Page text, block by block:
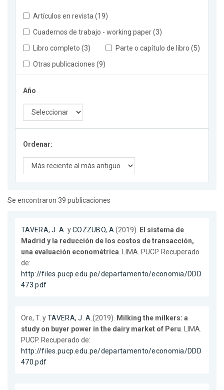
Artículos en revista (19)
Cuadernos de trabajo - working paper (3)
Libro completo (3)
Parte o capítulo de libro (5)
Otras publicaciones (9)
Año
Ordenar:
Se encontraron 39 publicaciones
TAVERA, J. A. yCOZZUBO, A.(2019). El sistema de
Madrid y la reducción de los costos de transacción,
una evaluación econométrica. LIMA. PUCP. Recuperado
de:
http://files.pucp.edu.pe/departamento/economia/DDD
473.pdf
Ore, T. yTAVERA, J. A.(2019). Milking the milkers: a
study on buyer power in the dairy market of Peru. LIMA.
PUCP. Recuperado de:
http://files.pucp.edu.pe/departamento/economia/DDD
470.pdf